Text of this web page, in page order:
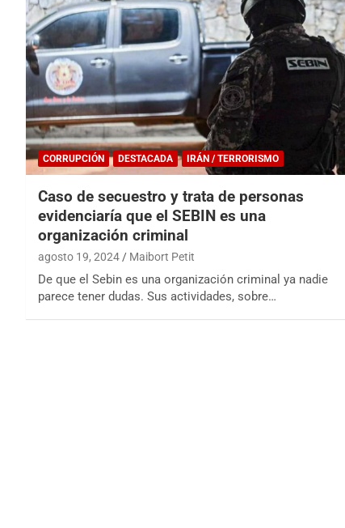
CORRUPCIÓN DESTACADA IRÁN / TERRORISMO
Caso de secuestro y trata de personas
evidenciaría que el SEBIN es una
organización criminal
agosto 19, 2024 Maibort Petit
De que el Sebin es una organización criminal ya nadie
parece tener dudas. Sus actividades, sobre…